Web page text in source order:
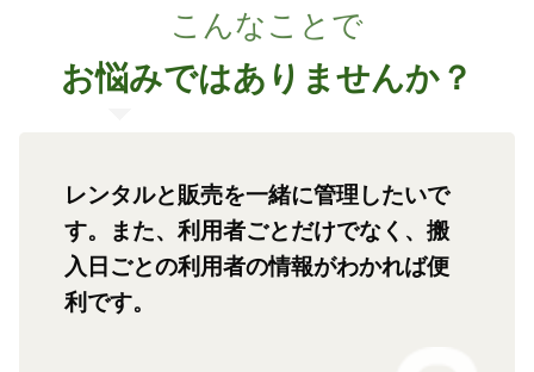
こんなことで
お悩みではありませんか？
レンタルと販売を一緒に管理したいで
す。また、利用者ごとだけでなく、搬
入日ごとの利用者の情報がわかれば便
利です。